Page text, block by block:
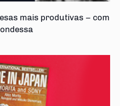
mais produtivas – com